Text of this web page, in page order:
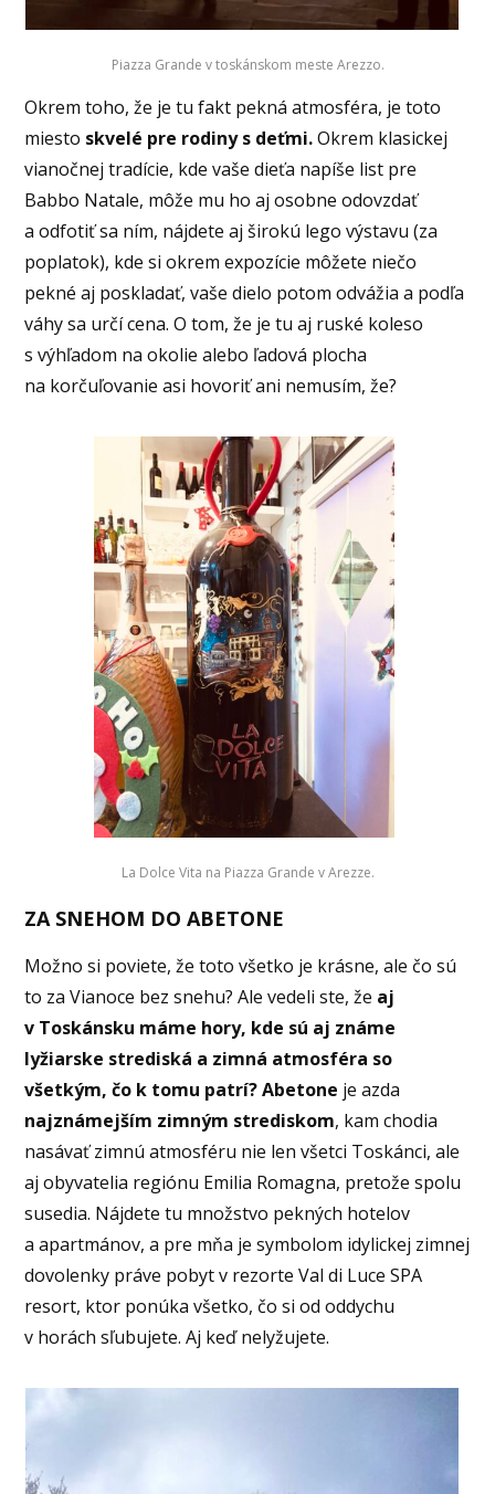
Piazza Grande v toskánskom meste Arezzo.
Okrem toho, že je tu fakt pekná atmosféra, je toto
miesto skvelé pre rodiny s deťmi.Okrem klasickej
vianočnej tradície, kde vaše dieťa napíše list pre
Babbo Natale, môže mu ho aj osobne odovzdať
a odfotiť sa ním, nájdete aj širokú lego výstavu (za
poplatok), kde si okrem expozície môžete niečo
pekné aj poskladať, vaše dielo potom odvážia a podľa
váhy sa určí cena. O tom, že je tu aj ruské koleso
s výhľadom na okolie alebo ľadová plocha
na korčuľovanie asi hovoriť ani nemusím, že?
La Dolce Vita na Piazza Grande v Arezze.
ZA SNEHOM DO ABETONE
Možno si poviete, že toto všetko je krásne, ale čo sú
to za Vianoce bez snehu? Ale vedeli ste, že aj
v Toskánsku máme hory, kde sú aj známe
lyžiarske strediská a zimná atmosféra so
všetkým, čo k tomu patrí? Abetone je azda
najznámejším zimným strediskom, kam chodia
nasávať zimnú atmosféru nie len všetci Toskánci, ale
aj obyvatelia regiónu Emilia Romagna, pretože spolu
susedia. Nájdete tu množstvo pekných hotelov
a apartmánov, a pre mňa je symbolom idylickej zimnej
dovolenky práve pobyt v rezorte Val di Luce SPA
resort, ktor ponúka všetko, čo si od oddychu
v horách sľubujete. Aj keď nelyžujete.